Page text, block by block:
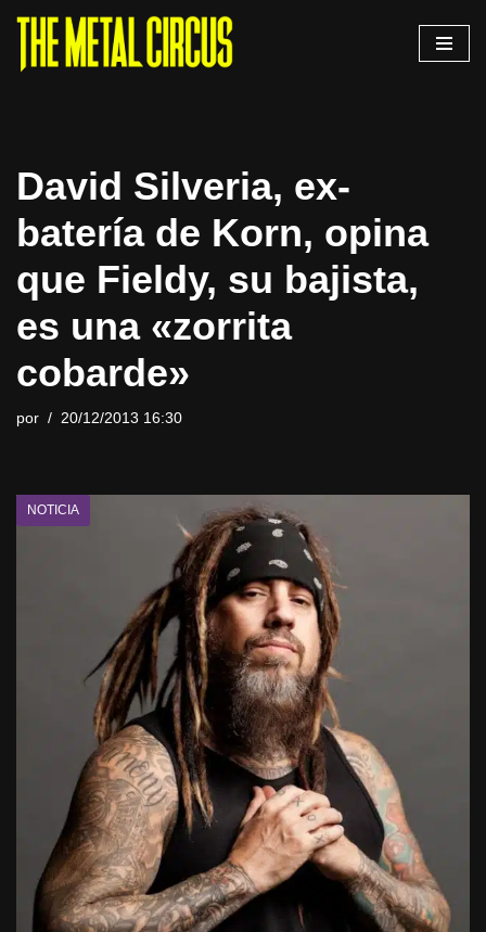
Saltar
David Silveria, ex-
batería de Korn, opina
que Fieldy, su bajista,
es una «zorrita
cobarde»
por 20/12/2013 16:30
NOTICIA